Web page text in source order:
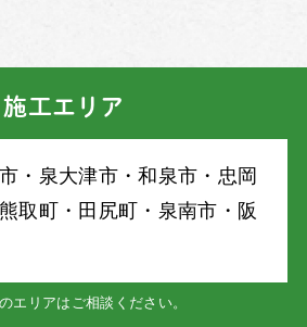
施工エリア
・泉⼤津市・和泉市・忠岡
取町・⽥尻町・泉南市・阪
エリアはご相談ください。